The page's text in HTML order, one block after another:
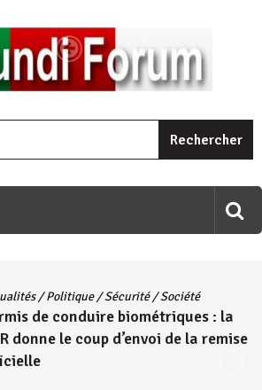
wawe canke igihugu cakwibarutse .Wewe
/Politique/Sécurité/Société
de conduire biométriques : la
donne le coup d’envoi de la remise